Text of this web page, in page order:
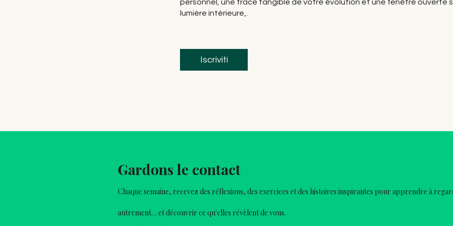
personnel, une trace tangible de votre évolution et une fenêtre ouverte
lumière intérieure,.
Iscriviti
Gardons le contact
Chaque semaine, recevez des réflexions, des exercices et des histoires inspirantes pour apprendre à
autrement… et découvrir ce qu'elles révèlent de vous.